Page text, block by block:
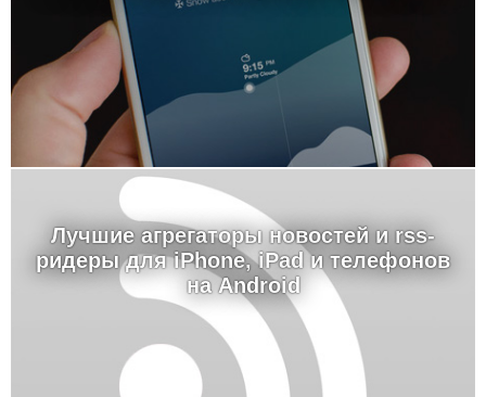
Лучшие агрегаторы новостей и rss-
ридеры для iPhone, iPad и телефонов
на Android